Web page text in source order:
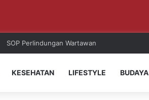
SOP Perlindungan Wartawan
KESEHATAN LIFESTYLE BUDAYA